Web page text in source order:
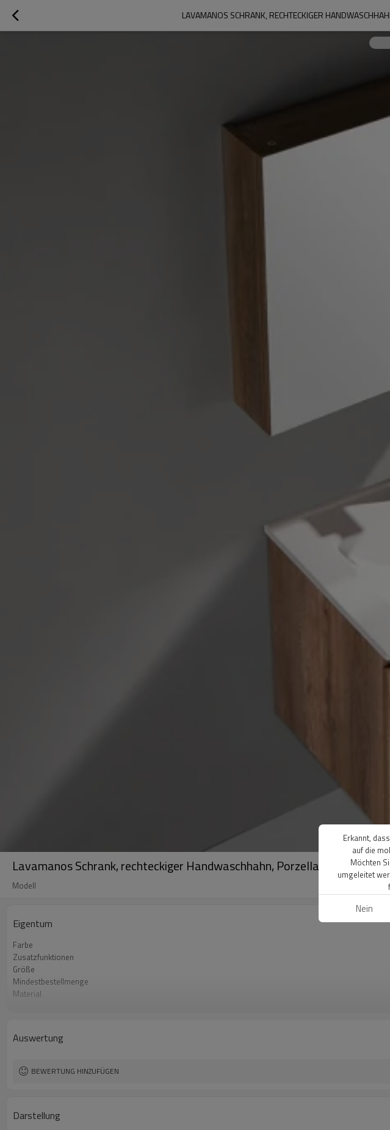
LAVAMANOS SCHRANK, RECHTECKIGER
Lavamanos Schrank, rechteckiger Handwaschhahn, Porzellan-Designer-
Modell
Eigentum
Farbe
Zusatzfunktionen
Größe
Mindestbestellmenge
Material
Auswertung
BEWERTUNG HINZUFÜGEN
Darstellung
Erkannt,
auf die
Möchten
umgeleitet
Nein